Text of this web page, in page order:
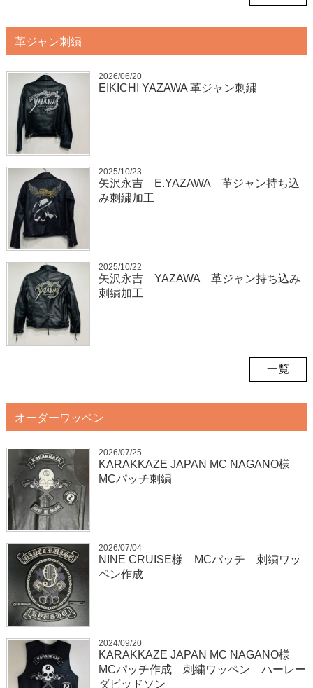
革ジャン刺繍
2026/06/20
EIKICHI YAZAWA 革ジャン刺繍
2025/10/23
矢沢永吉 E.YAZAWA 革ジャン持ち込
み刺繍加工
2025/10/22
矢沢永吉 YAZAWA 革ジャン持ち込み
刺繍加工
一覧
オーダーワッペン
2026/07/25
KARAKKAZE JAPAN MC NAGANO様
MCパッチ刺繍
2026/07/04
NINE CRUISE様 MCパッチ 刺繍ワッ
ペン作成
2024/09/20
KARAKKAZE JAPAN MC NAGANO様
MCパッチ作成 刺繍ワッペン ハーレー
ダビッドソン